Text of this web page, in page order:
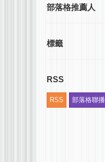
部落格推薦人
標籤
RSS
RSS 部落格聯播